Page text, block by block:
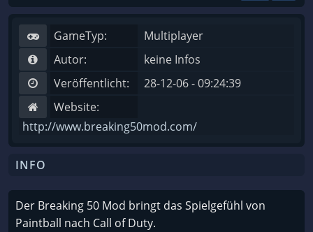
GameTyp:
Multiplayer
Autor:
keine Infos
Veröffentlicht:
28-12-06 - 09:24:39
Website:
http://www.breaking50mod.com/
INFO
Der Breaking 50 Mod bringt das Spielgefühl von
Paintball nach Call of Duty.